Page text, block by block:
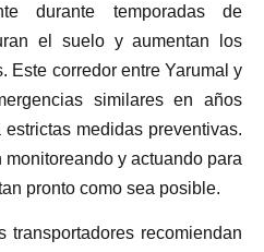
durante temporadas de
el suelo y aumentan los
Este corredor entre Yarumal y
similares en años
medidas preventivas.
y actuando para
pronto como sea posible.
transportadores recomiendan